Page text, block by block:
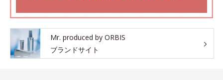
Mr. produced by ORBIS
ブランドサイト